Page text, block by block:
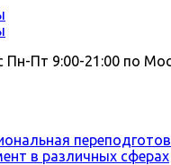
Пн-Пт 9:00-21:00 по
в различных сферах